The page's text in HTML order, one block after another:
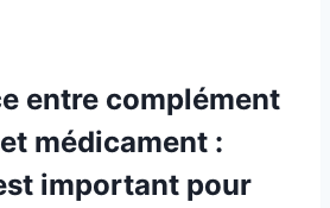
entre complément
médicament :
important pour